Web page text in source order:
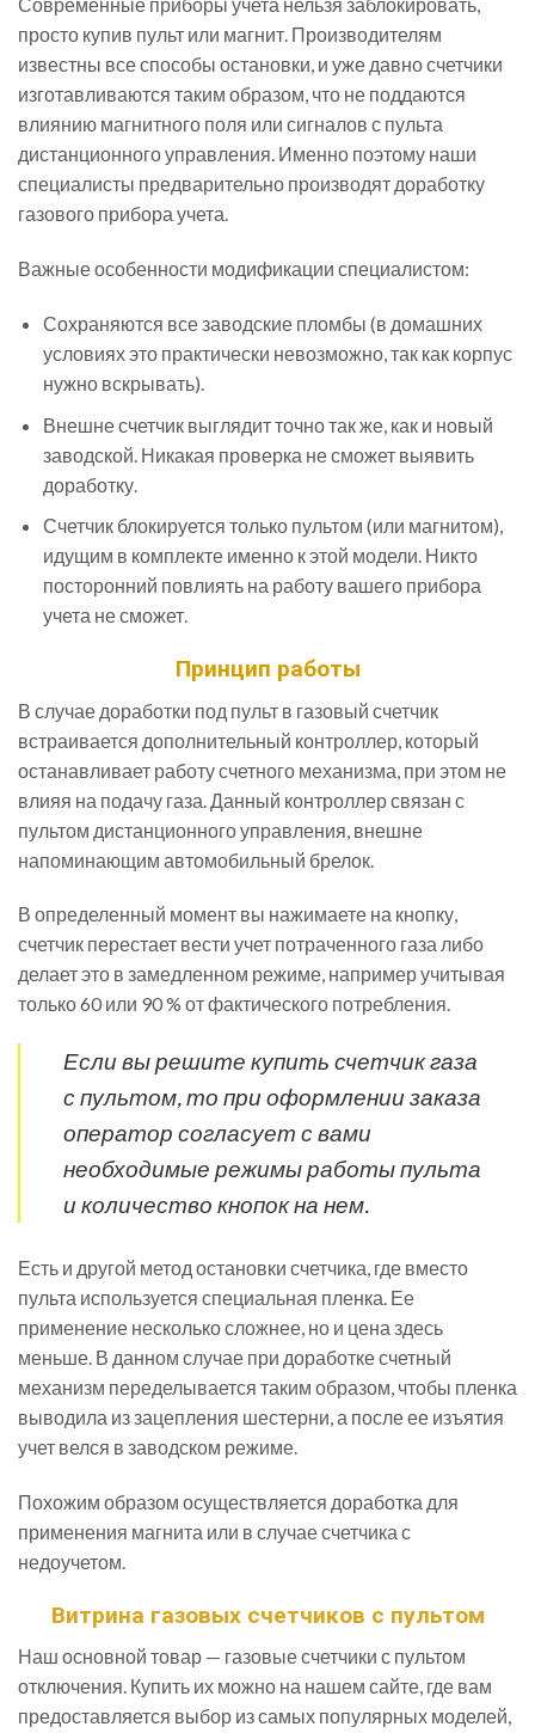
Современные приборы учета нельзя заблокировать,
просто купив пульт или магнит. Производителям
известны все способы остановки, и уже давно счетчики
изготавливаются таким образом, что не поддаются
влиянию магнитного поля или сигналов с пульта
дистанционного управления. Именно поэтому наши
специалисты предварительно производят доработку
газового прибора учета.
Важные особенности модификации специалистом:
Сохраняются все заводские пломбы (в домашних
условиях это практически невозможно, так как корпус
нужно вскрывать).
Внешне счетчик выглядит точно так же, как и новый
заводской. Никакая проверка не сможет выявить
доработку.
Счетчик блокируется только пультом (или магнитом),
идущим в комплекте именно к этой модели. Никто
посторонний повлиять на работу вашего прибора
учета не сможет.
Принцип работы
В случае доработки под пульт в газовый счетчик
встраивается дополнительный контроллер, который
останавливает работу счетного механизма, при этом не
влияя на подачу газа. Данный контроллер связан с
пультом дистанционного управления, внешне
напоминающим автомобильный брелок.
В определенный момент вы нажимаете на кнопку,
счетчик перестает вести учет потраченного газа либо
делает это в замедленном режиме, например учитывая
только 60 или 90 % от фактического потребления.
Если вы решите купить счетчик газа
с пультом, то при оформлении заказа
оператор согласует с вами
необходимые режимы работы пульта
и количество кнопок на нем.
Есть и другой метод остановки счетчика, где вместо
пульта используется специальная пленка. Ее
применение несколько сложнее, но и цена здесь
меньше. В данном случае при доработке счетный
механизм переделывается таким образом, чтобы пленка
выводила из зацепления шестерни, а после ее изъятия
учет велся в заводском режиме.
Похожим образом осуществляется доработка для
применения магнита или в случае счетчика с
недоучетом.
Витрина газовых счетчиков c пультом
Наш основной товар — газовые счетчики с пультом
отключения. Купить их можно на нашем сайте, где вам
предоставляется выбор из самых популярных моделей,